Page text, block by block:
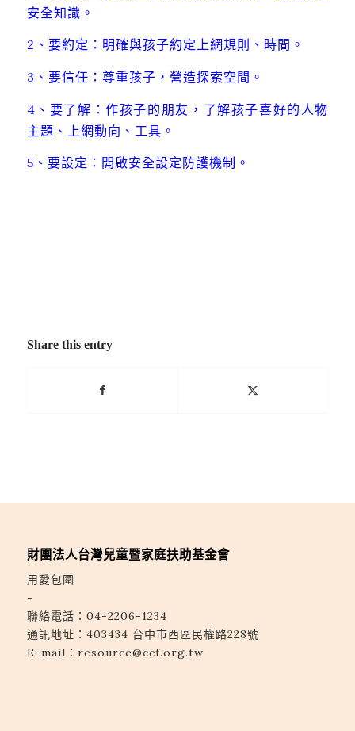
安全知識。
2、要約定：明確與孩子約定上網規則、時間。
3、要信任：尊重孩子，營造探索空間。
4、要了解：作孩子的朋友，了解孩子喜好的人物
主題、上網動向、工具。
5、要設定：開啟安全設定防護機制。
Share this entry
財團法人台灣兒童暨家庭扶助基金會
用愛包圍
-
聯絡電話： 04-2206-1234
通訊地址： 403434 台中市西區民權路228號
E-mail： resource@ccf.org.tw